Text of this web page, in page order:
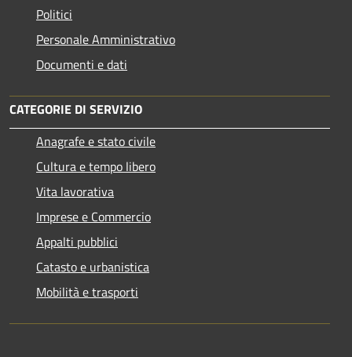
Politici
Personale Amministrativo
Documenti e dati
CATEGORIE DI SERVIZIO
Anagrafe e stato civile
Cultura e tempo libero
Vita lavorativa
Imprese e Commercio
Appalti pubblici
Catasto e urbanistica
Mobilità e trasporti